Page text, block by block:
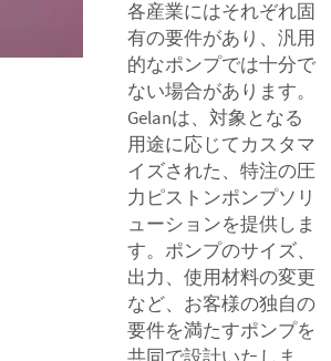
各産業にはそれぞれ固
有の要件があり、汎用
的なポンプでは十分で
ない場合があります。
Gelanは、対象となる
用途に応じてカスタマ
イズされた、特注の圧
力ピストンポンプソリ
ューションを提供しま
す。ポンプのサイズ、
出力、使用材料の変更
など、お客様の独自の
要件を満たすポンプを